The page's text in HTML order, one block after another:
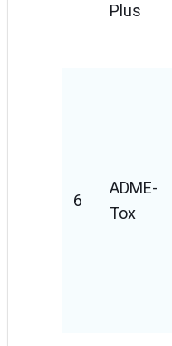
Plus
6
ADME-
Tox